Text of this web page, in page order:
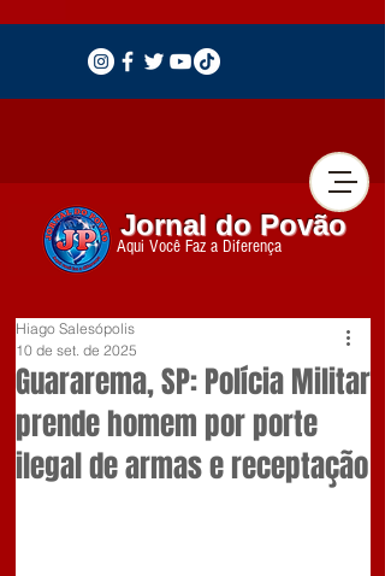
Jornal do Povão
Aqui Você Faz a Diferença
Guararema, SP: Polícia Militar
prende homem por porte
ilegal de armas e receptação
Hiago Salesópolis
10 de set. de 2025